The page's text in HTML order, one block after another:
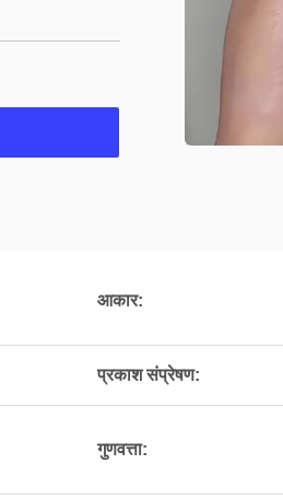
आकार:
प्रकाश संप्रेषण:
गुणवत्ता: